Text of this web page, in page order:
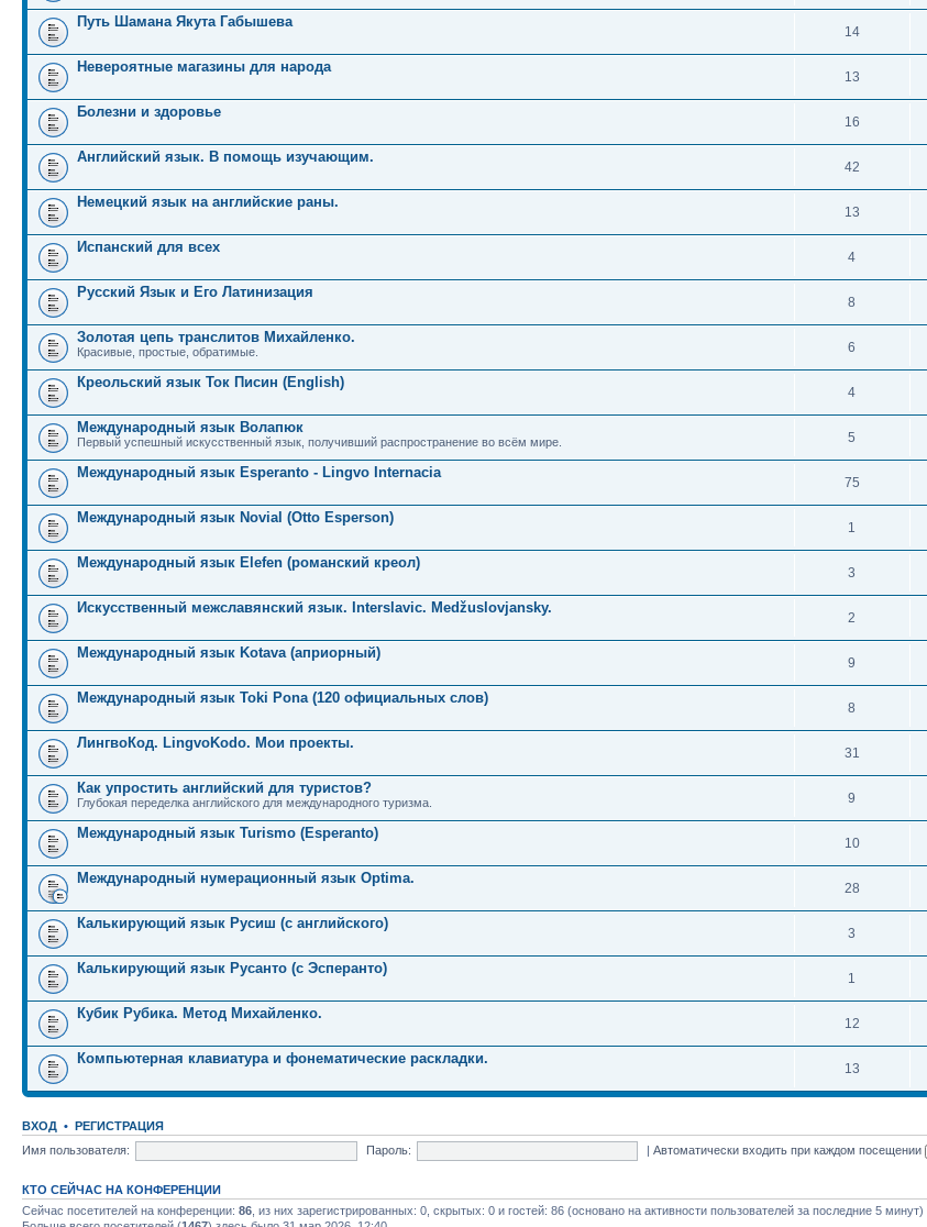
Путь Шамана Якута Габышева
14
Невероятные магазины для народа
13
Болезни и здоровье
16
Английский язык. В помощь изучающим.
42
Немецкий язык на английские раны.
13
Испанский для всех
4
Русский Язык и Его Латинизация
8
Золотая цепь транслитов Михайленко.
Красивые, простые, обратимые. 6
Креольский язык Ток Писин (English)
4
Международный язык Волапюк
Первый успешный искусственный язык, получивший распространение во всём мире. 5
Международный язык Esperanto - Lingvo Internacia
75
Международный язык Novial (Otto Esperson)
1
Международный язык Elefen (романский креол)
3
Искусственный межславянский язык. Interslavic. Medžuslovjansky.
2
Международный язык Kotava (априорный)
9
Международный язык Toki Pona (120 официальных слов)
8
ЛингвоКод. LingvoKodo. Мои проекты.
31
Как упростить английский для туристов?
Глубокая переделка английского для международного туризма. 9
Международный язык Turismo (Esperanto)
10
Международный нумерационный язык Optima.
28
Калькирующий язык Русиш (с английского)
3
Калькирующий язык Русанто (с Эсперанто)
1
Кубик Рубика. Метод Михайленко.
12
Компьютерная клавиатура и фонематические раскладки.
13
ВХОД • РЕГИСТРАЦИЯ
Имя пользователя:
Пароль: |Автоматически входить при каждом посещении
КТО СЕЙЧАС НА КОНФЕРЕНЦИИ
Сейчас посетителей на конференции: 86 , из них зарегистрированных: 0, скрытых: 0 и гостей: 86 (основано на активности пользователей за последние 5 минут)